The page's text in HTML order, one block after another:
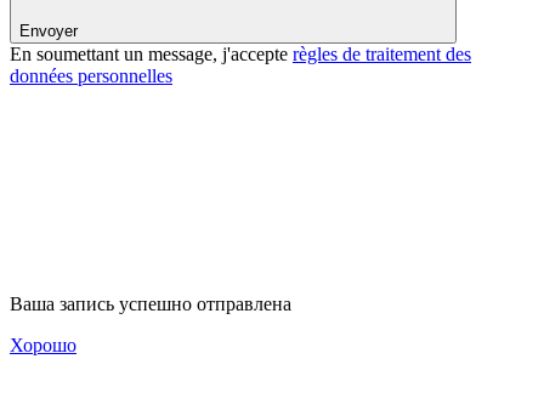
Envoyer
En soumettant un message, j'accepte règles de traitement des
données personnelles
Ваша запись успешно отправлена
Хорошо